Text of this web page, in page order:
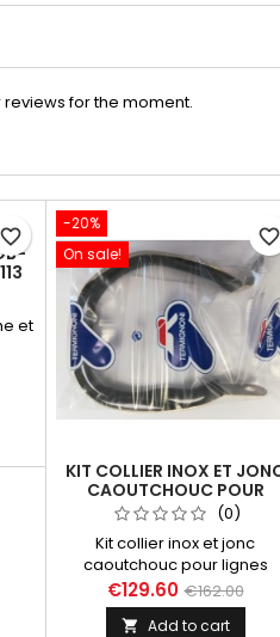
for the moment.
et
favorite_border
-20%
On sale!
KIT COLLIER INOX ET
CAOUTCHOUC POUR
LIGNES TERMIGNONI Y099
YAMAHA TMAX 530 2012-
2016
(0)
Kit collier inox et jonc
caoutchouc pour lignes
Termignoni Y099 Yamaha
Tmax 530 2012-2016
€129.60 €162.00
 Add to cart
favorite_border